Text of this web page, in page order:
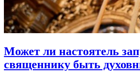
Может ли настоятель
священнику быть